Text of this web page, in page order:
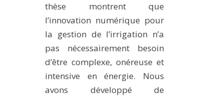
thèse montrent que
l’innovation numérique pour
la gestion de l’irrigation n’a
pas nécessairement besoin
d’être complexe, onéreuse et
intensive en énergie. Nous
avons développé de